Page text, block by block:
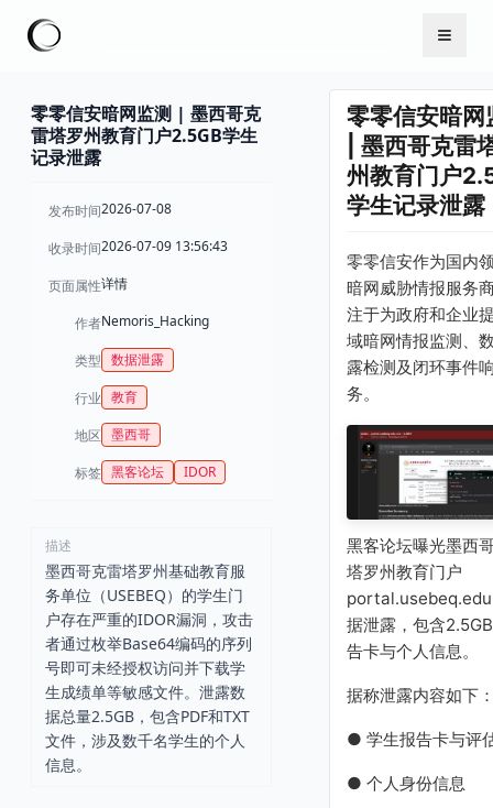
零零信安暗网监测 | 墨西哥克
雷塔罗州教育门户2.5GB学生
记录泄露
发布时间2026-07-08
收录时间2026-07-09 13:56:43
页面属性详情
作者Nemoris_Hacking
类型 数据泄露
行业 教育
地区 墨西哥
标签 黑客论坛 IDOR
描述
墨西哥克雷塔罗州基础教育服
务单位（USEBEQ）的学生门
户存在严重的IDOR漏洞，攻击
者通过枚举Base64编码的序列
号即可未经授权访问并下载学
生成绩单等敏感文件。泄露数
据总量2.5GB，包含PDF和TXT
文件，涉及数千名学生的个人
信息。
零零信安暗网
| 墨西哥克雷
州教育门户
学生记录泄露
零零信安作为国内
暗网威胁情报服务
注于为政府和企业
域暗网情报监测、
露检测及闭环事件
务。
黑客论坛曝光墨西
塔罗州教育门户
据泄露，包含
告卡与个人信息。
据称泄露内容如下
● 学生报告卡与评
● 个人身份信息